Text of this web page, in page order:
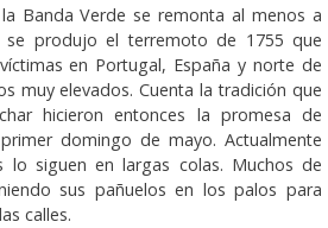
Banda Verde se remonta al menos a
se produjo el terremoto de 1755 que
en Portugal, España y norte de
muy elevados. Cuenta la tradición que
hicieron entonces la promesa de
domingo de mayo. Actualmente
lo siguen en largas colas. Muchos de
sus pañuelos en los palos para
calles.